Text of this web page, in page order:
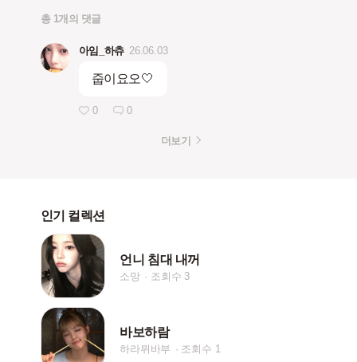
총 1개의 댓글
아임_하츄 26.06.03
줍이요오🤍
0 0
더보기
인기 컬렉션
언니 침대 내꺼
소망 조회수 3
바보하람
하라뮈바부 조회수 1